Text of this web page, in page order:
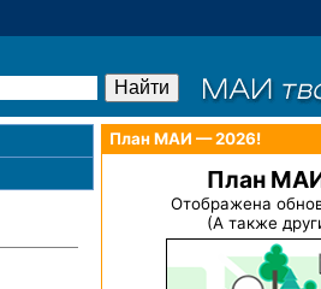
План МАИ — 2026!
План
Отображена
(А также